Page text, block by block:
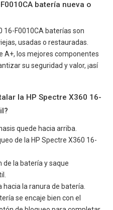
batería nueva o
16-F0010CA baterías son
usadas o restauradas.
A+, los mejores componentes
su seguridad y valor, ¡así
la HP Spectre X360 16-
quede hacia arriba.
de la HP Spectre X360 16-
de la batería y saque
la ranura de batería.
se encaje bien con el